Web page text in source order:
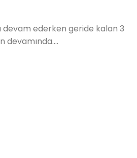
devam ederken geride kalan 3
devamında….